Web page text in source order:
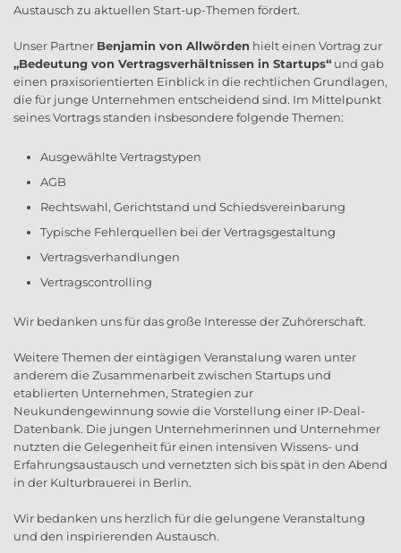
Austausch zu aktuellen Start-up-Themen fördert.
Unser Partner Benjamin von Allwörden hielt einen Vortrag zur
„Bedeutung von Vertragsverhältnissen in Startups“ und gab
einen praxisorientierten Einblick in die rechtlichen Grundlagen,
die für junge Unternehmen entscheidend sind. Im Mittelpunkt
seines Vortrags standen insbesondere folgende Themen:
Ausgewählte Vertragstypen
AGB
Rechtswahl, Gerichtstand und Schiedsvereinbarung
Typische Fehlerquellen bei der Vertragsgestaltung
Vertragsverhandlungen
Vertragscontrolling
Wir bedanken uns für das große Interesse der Zuhörerschaft.
Weitere Themen der eintägigen Veranstalung waren unter
anderem die Zusammenarbeit zwischen Startups und
etablierten Unternehmen, Strategien zur
Neukundengewinnung sowie die Vorstellung einer IP-Deal-
Datenbank. Die jungen Unternehmerinnen und Unternehmer
nutzten die Gelegenheit für einen intensiven Wissens- und
Erfahrungsaustausch und vernetzten sich bis spät in den Abend
in der Kulturbrauerei in Berlin.
Wir bedanken uns herzlich für die gelungene Veranstaltung
und den inspirierenden Austausch.